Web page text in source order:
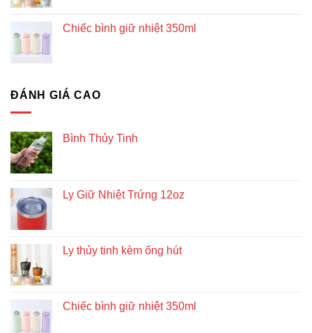
Chiếc bình giữ nhiệt 350ml
ĐÁNH GIÁ CAO
Bình Thủy Tinh
Ly Giữ Nhiệt Trứng 12oz
Ly thủy tinh kèm ống hút
Chiếc bình giữ nhiệt 350ml